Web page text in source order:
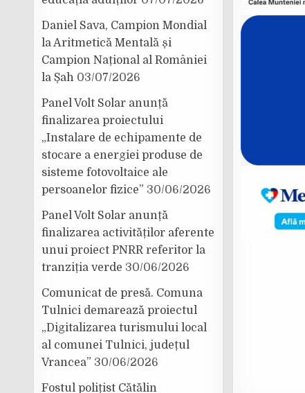
Daniel Sava, Campion Mondial
la Aritmetică Mentală și
Campion Național al României
la Șah 03/07/2026
Panel Volt Solar anunță
finalizarea proiectului
„Instalare de echipamente de
stocare a energiei produse de
sisteme fotovoltaice ale
persoanelor fizice” 30/06/2026
Panel Volt Solar anunță
finalizarea activităților aferente
unui proiect PNRR referitor la
tranziția verde 30/06/2026
Comunicat de presă. Comuna
Tulnici demarează proiectul
„Digitalizarea turismului local
al comunei Tulnici, județul
Vrancea” 30/06/2026
Fostul polițist Cătălin